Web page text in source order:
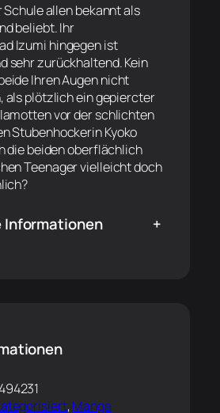
Schule allen bekannt als
beliebt. Ihr
Izumi hingegen ist
sehr zurückhaltend. Kein
Ihren Augen nicht
als plötzlich ein gepiercter
vor der schlichten
Stubenhockerin Kyoko
die beiden oberflächlich
Teenager vielleicht doch
+
, Manga